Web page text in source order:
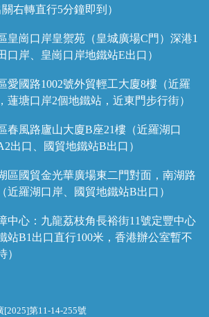
右轉直行5分鐘即到）
皇崗口岸皇禦苑（皇城廣場C門）深港1
口岸、皇崗口岸地鐵站E出口）
愛國路1002號外貿輕工大廈8樓（近羅
蓮塘口岸2個地鐵站，近東門步行街）
春風路廬山大廈B座21樓（近羅湖口
出口、國貿地鐵站B出口）
區國貿金光華廣場東二門對面，南湖路
近羅湖口岸、國貿地鐵站B出口）
中心：九龍荔枝角長裕街11號定豐中心
站B1出口直行100米，香港辦公室暫不
）
[2025]第11-14-255號